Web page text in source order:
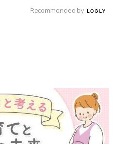
品質を下げたから安くできた
、作り方をちょっとだけ工夫す
現しているのですね。さすが無
イテム
Recommended by